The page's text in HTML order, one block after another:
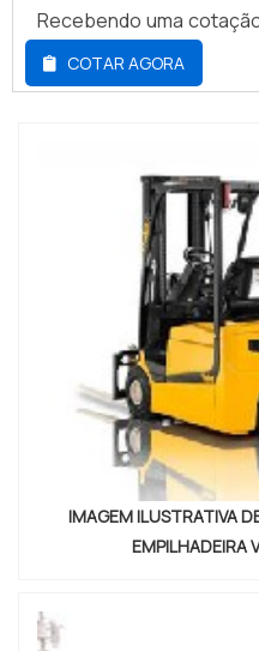
Recebendo uma
qualificada do
sofisticação, qualidade
empresas
Esse tipo de cuidado
qualidade e assertividade
COTAR AGORA
IMAGEM ILUSTRATIVA
EMPILHADEIRA